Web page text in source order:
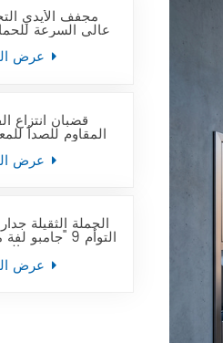
مجفف الأيدي
عالي السرعة
قضبان انتزاع
المقاوم للصدأ
الجملة الثقيلة
التوأم 9 "جامبو
ورق